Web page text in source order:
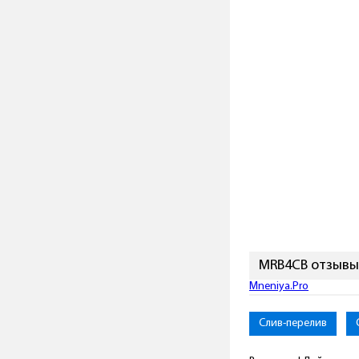
MRB4CB отзывы
Mneniya.Pro
Слив-перелив